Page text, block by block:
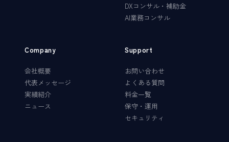
DXコンサル・補助金
AI業務コンサル
Company
会社概要
代表メッセージ
実績紹介
ニュース
Support
お問い合わせ
よくある質問
料金一覧
保守・運用
セキュリティ